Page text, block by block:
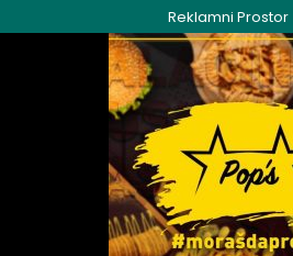
to
Reklamni Prostor